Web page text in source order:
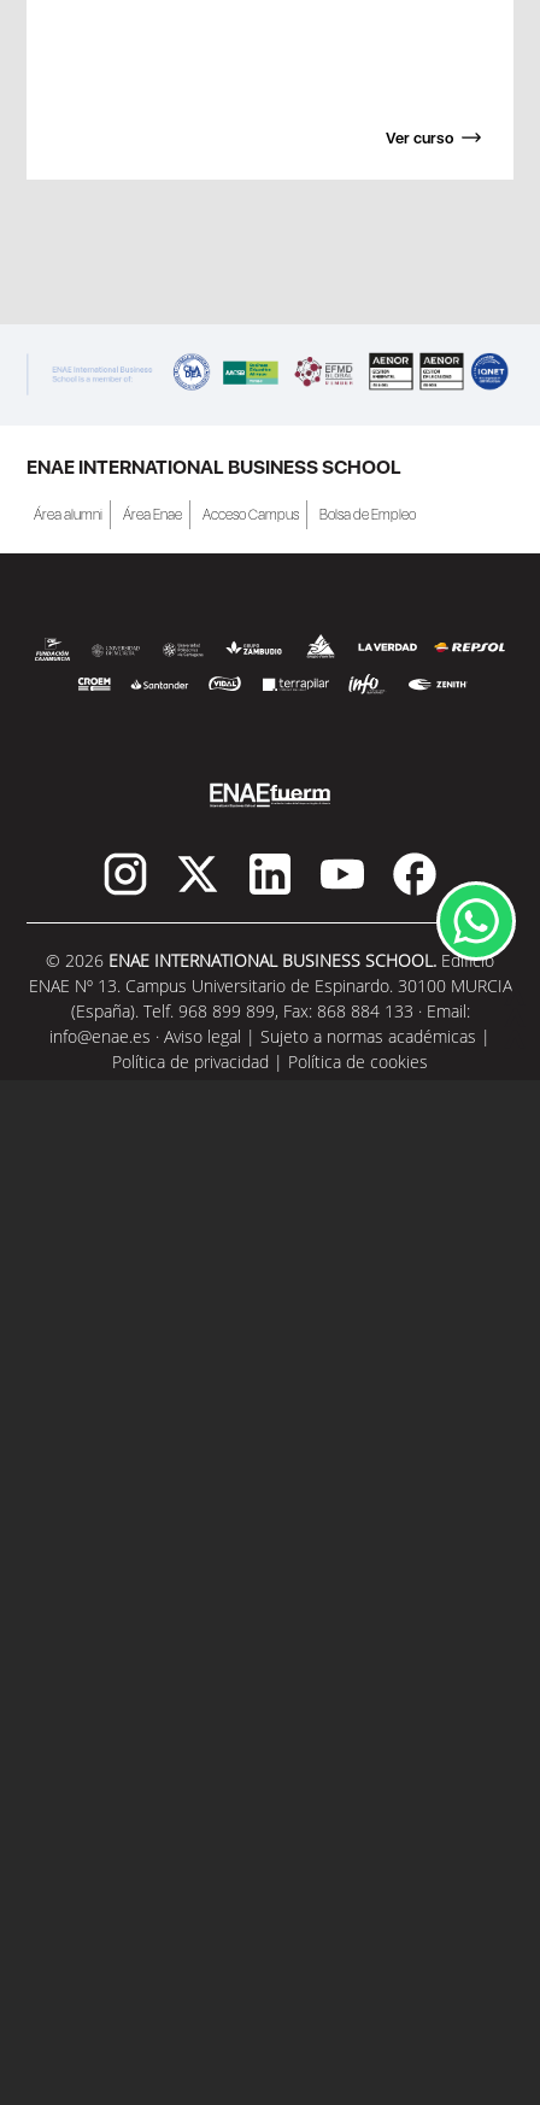
Ver curso
ENAE INTERNATIONAL BUSINESS SCHOOL
Área alumni Área Enae Acceso Campus Bolsa de Empleo
© 2026 ENAE INTERNATIONAL BUSINESS SCHOOL. Edificio
ENAE Nº 13. Campus Universitario de Espinardo. 30100 MURCIA
(España). Telf. 968 899 899, Fax: 868 884 133 · Email:
info@enae.es · Aviso legal | Sujeto a normas académicas |
Política de privacidad | Política de cookies